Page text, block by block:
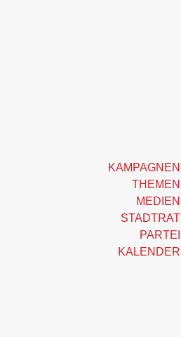
KAMPAGNEN
THEMEN
MEDIEN
STADTRAT
PARTEI
KALENDER